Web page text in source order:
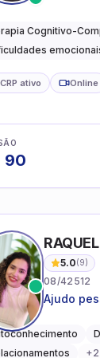
lidar
dia
Cognitivo-
CRP ativo Online
90
5.0(9)
08/42512
Ajudo
+2